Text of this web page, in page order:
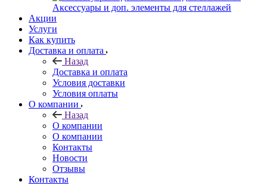
Аксессуары и доп. элементы для стеллажей
Акции
Услуги
Как купить
Доставка и оплата
Назад
Доставка и оплата
Условия доставки
Условия оплаты
О компании
Назад
О компании
О компании
Контакты
Новости
Отзывы
Контакты